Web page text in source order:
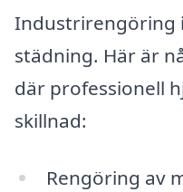
Industrirengöring
städning. Här är
där professionell
skillnad:
Rengöring av